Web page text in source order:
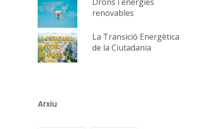
Drons i energies
renovables
La Transició Energètica
de la Ciutadania
Arxiu